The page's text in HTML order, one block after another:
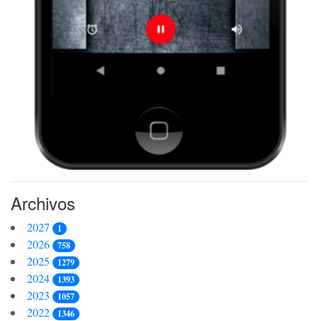
Archivos
2027 1
2026 758
2025 1279
2024 1393
2023 1057
2022 1346